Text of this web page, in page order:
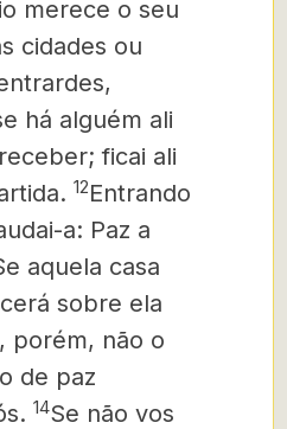
merece o seu
cidades ou
há alguém ali
ficai ali
12Entrando
a: Paz a
aquela casa
sobre ela
porém, não o
de paz
14Se não vos